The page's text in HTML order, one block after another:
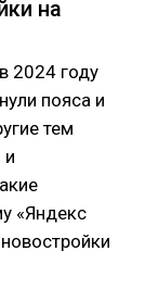
на
2024 году
пояса и
тем
и
«Яндекс